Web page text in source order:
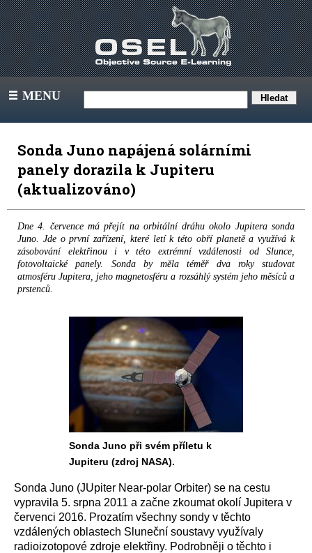
III MENU
Sonda Juno napájená solárními
panely dorazila k Jupiteru
(aktualizováno)
Dne 4. července má přejít na orbitální dráhu okolo Jupitera sonda
Juno. Jde o první zařízení, které letí k této obří planetě a využívá k
zásobování elektřinou i v této extrémní vzdálenosti od Slunce,
fotovoltaické panely. Sonda by měla téměř dva roky studovat
atmosféru Jupitera, jeho magnetosféru a rozsáhlý systém jeho měsíců a
prstenců.
Sonda Juno při svém příletu k
Jupiteru (zdroj NASA).
Sonda Juno (JUpiter Near-polar Orbiter) se na cestu
vypravila 5. srpna 2011 a začne zkoumat okolí Jupitera v
červenci 2016. Prozatím všechny sondy v těchto
vzdálených oblastech Sluneční soustavy využívaly
radioizotopové zdroje elektřiny. Podrobněji o těchto i